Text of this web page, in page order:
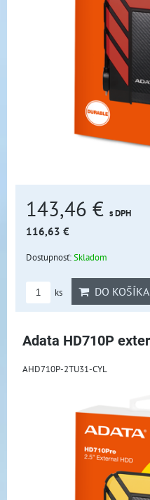
143,46 € s DPH
116,63 €
Dostupnosť:Skladom
ks DO KOŠÍKA
Adata HD710P
AHD710P-2TU31-CYL